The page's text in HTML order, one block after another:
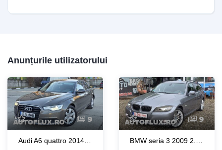
Anunțurile utilizatorului
9 9